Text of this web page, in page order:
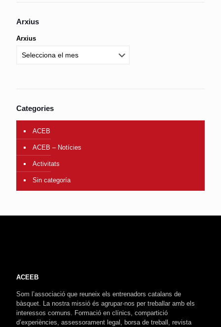
Arxius
Arxius
Categories
ACEB
ACEB – Notícies
Activitats
Sin categoría
ACEEB
Som l’associació que reuneix els entrenadors catalans de
bàsquet. La nostra missió és agrupar-nos per treballar amb els
interessos comuns. Formació en clínics, compartició
d’experiències, assessorament legal, borsa de treball, revista